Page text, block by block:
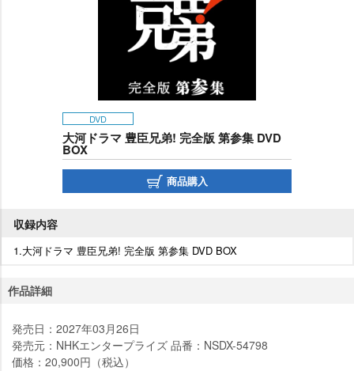
DVD
大河ドラマ 豊臣兄弟! 完全版 第参集 DVD
BOX
商品購入
収録内容
1.大河ドラマ 豊臣兄弟! 完全版 第参集 DVD BOX
作品詳細
発売日：2027年03月26日
発売元：NHKエンタープライズ 品番：NSDX-54798
価格：20,900円（税込）